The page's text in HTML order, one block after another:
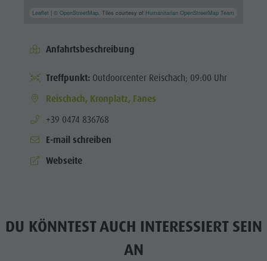
Leaflet | ©OpenStreetMap, Tiles courtesy of Humanitarian OpenStreetMap Team
Anfahrtsbeschreibung
Treffpunkt: Outdoorcenter Reischach; 09:00 Uhr
Reischach, Kronplatz, Fanes
aria.phone:
+39 0474 836768
E-mail schreiben
Webseite
DU KÖNNTEST AUCH INTERESSIERT SEIN
AN